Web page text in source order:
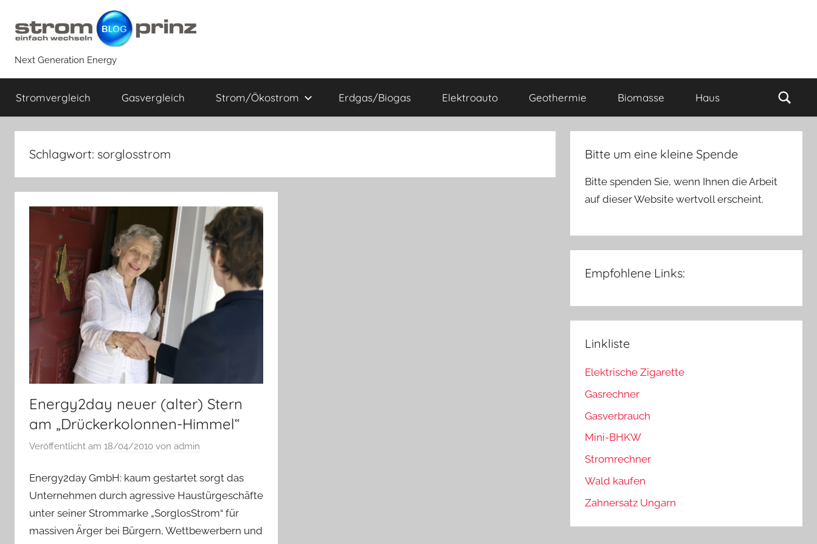
Inhalt
springen
Next Generation Energy
Stromvergleich Gasvergleich Strom/Ökostrom Erdgas/Biogas Elektroauto Geothermie Biomasse Haus
Schlagwort: sorglosstrom
Energy2day neuer (alter) Stern
am „Drückerkolonnen-Himmel“
Veröffentlicht am 18/04/2010 von admin
Energy2day GmbH: kaum gestartet sorgt das
Unternehmen durch agressive Haustürgeschäfte
unter seiner Strommarke „SorglosStrom“ für
massiven Ärger bei Bürgern, Wettbewerbern und
Bitte um eine kleine Spende
Bitte spenden Sie, wenn Ihnen die Arbeit
auf dieser Website wertvoll erscheint.
Empfohlene Links:
Linkliste
Elektrische Zigarette
Gasrechner
Gasverbrauch
Mini-BHKW
Stromrechner
Wald kaufen
Zahnersatz Ungarn